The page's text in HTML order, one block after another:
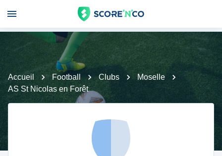
Accueil Football Clubs
Moselle
AS St Nicolas en Forêt